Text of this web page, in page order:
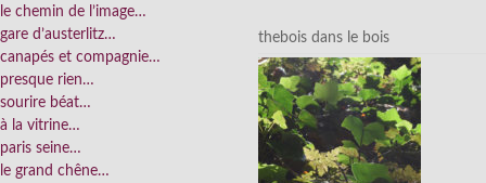
le chemin de l’image…
gare d’austerlitz…
canapés et compagnie…
presque rien…
sourire béat…
à la vitrine…
paris seine…
le grand chêne…
thebois dans le bois